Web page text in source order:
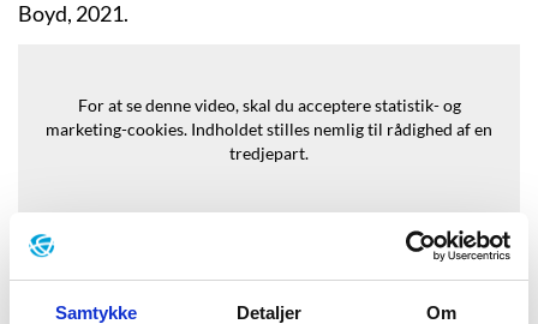
Samtykke Detaljer Om
Boyd, 2021.
For at se denne video, skal du acceptere statistik- og
marketing-cookies. Indholdet stilles nemlig til rådighed af en
tredjepart.